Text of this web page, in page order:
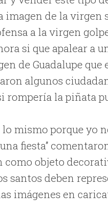
imagen de la virgen
a la virgen
si que apalear a
de Guadalupe que
algunos
rompería la piñata
mismo porque yo
fiesta”
objeto
santos deben
imágenes en